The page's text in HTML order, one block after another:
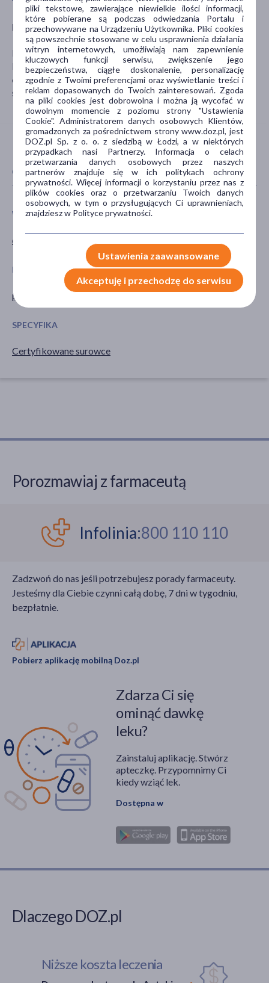
Producent
MIPAMA E.Z. Szafarz Sp.j.
Rogatka 14 Z
62-860 Opatówek
sklep@diet-food.pl
CECHY PRODUKTU
WIEK
dla dorosłych
TYP PRODUKTU
POSTAĆ
proszek
GŁÓWNY SKŁADNIK
pszenica
SPECYFIKA
Certyfikowane surowce
Porozmawiaj z farmaceutą
Infolinia:800 110 110
Zadzwoń do nas jeśli potrzebujesz porady farmaceuty.
Jesteśmy dla Ciebie czynni całą dobę, 7 dni w tygodniu,
bezpłatnie.
Pobierz aplikację mobilną Doz.pl
Zdarza Ci się
ominąć dawkę
leku?
Zainstaluj aplikację. Stwórz
apteczkę. Przypomnimy Ci
kiedy wziąć lek.
Dostępna w
Dlaczego DOZ.pl
Niższe koszta leczenia
pliki tekstowe, zawierające niewielkie ilości informacji,
które pobierane są podczas odwiedzania Portalu i
przechowywane na Urządzeniu Użytkownika. Pliki cookies
są powszechnie stosowane w celu usprawnienia działania
witryn internetowych, umożliwiają nam zapewnienie
kluczowych funkcji serwisu, zwiększenie jego
bezpieczeństwa, ciągłe doskonalenie, personalizację
zgodnie z Twoimi preferencjami oraz wyświetlanie treści i
reklam dopasowanych do Twoich zainteresowań. Zgoda
na pliki cookies jest dobrowolna i można ją wycofać w
dowolnym momencie z poziomu strony "Ustawienia
Cookie". Administratorem danych osobowych Klientów,
gromadzonych za pośrednictwem strony www.doz.pl, jest
DOZ.pl Sp. z o. o. z siedzibą w Łodzi, a w niektórych
przypadkach nasi Partnerzy. Informacja o celach
przetwarzania danych osobowych przez naszych
partnerów znajduje się w ich politykach ochrony
prywatności. Więcej informacji o korzystaniu przez nas z
plików cookies oraz o przetwarzaniu Twoich danych
osobowych, w tym o przysługujących Ci uprawnieniach,
znajdziesz w Polityce prywatności.
Ustawienia zaawansowane
Akceptuję i przechodzę do serwisu